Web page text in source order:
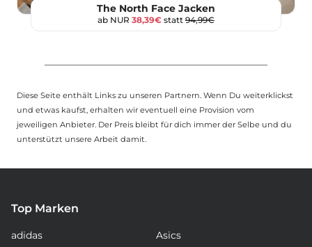
The North Face Jacken
ab NUR 38,39€ statt 94,99€
Diese Seite enthält Links zu unseren Partnern. Wenn Du weiterklickst
und etwas kaufst, erhalten wir eventuell eine Provision vom
jeweiligen Anbieter. Der Preis bleibt für dich immer der Selbe und du
unterstützt unsere Arbeit damit.
Top Marken
adidas
Asics